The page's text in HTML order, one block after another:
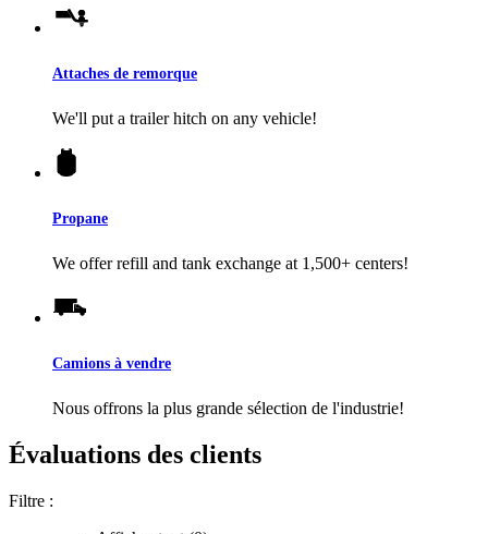
Attaches de remorque
We'll put a trailer hitch on any vehicle!
Propane
We offer refill and tank exchange at 1,500+ centers!
Camions à vendre
Nous offrons la plus grande sélection de l'industrie!
Évaluations des clients
Filtre :